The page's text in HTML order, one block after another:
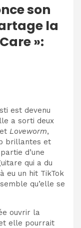
son
la
»:
est devenu
a sorti deux
et Loveworm,
brillantes et
d’une
qui a du
eu un hit TikTok
qu’elle se
ouvrir la
elle pourrait